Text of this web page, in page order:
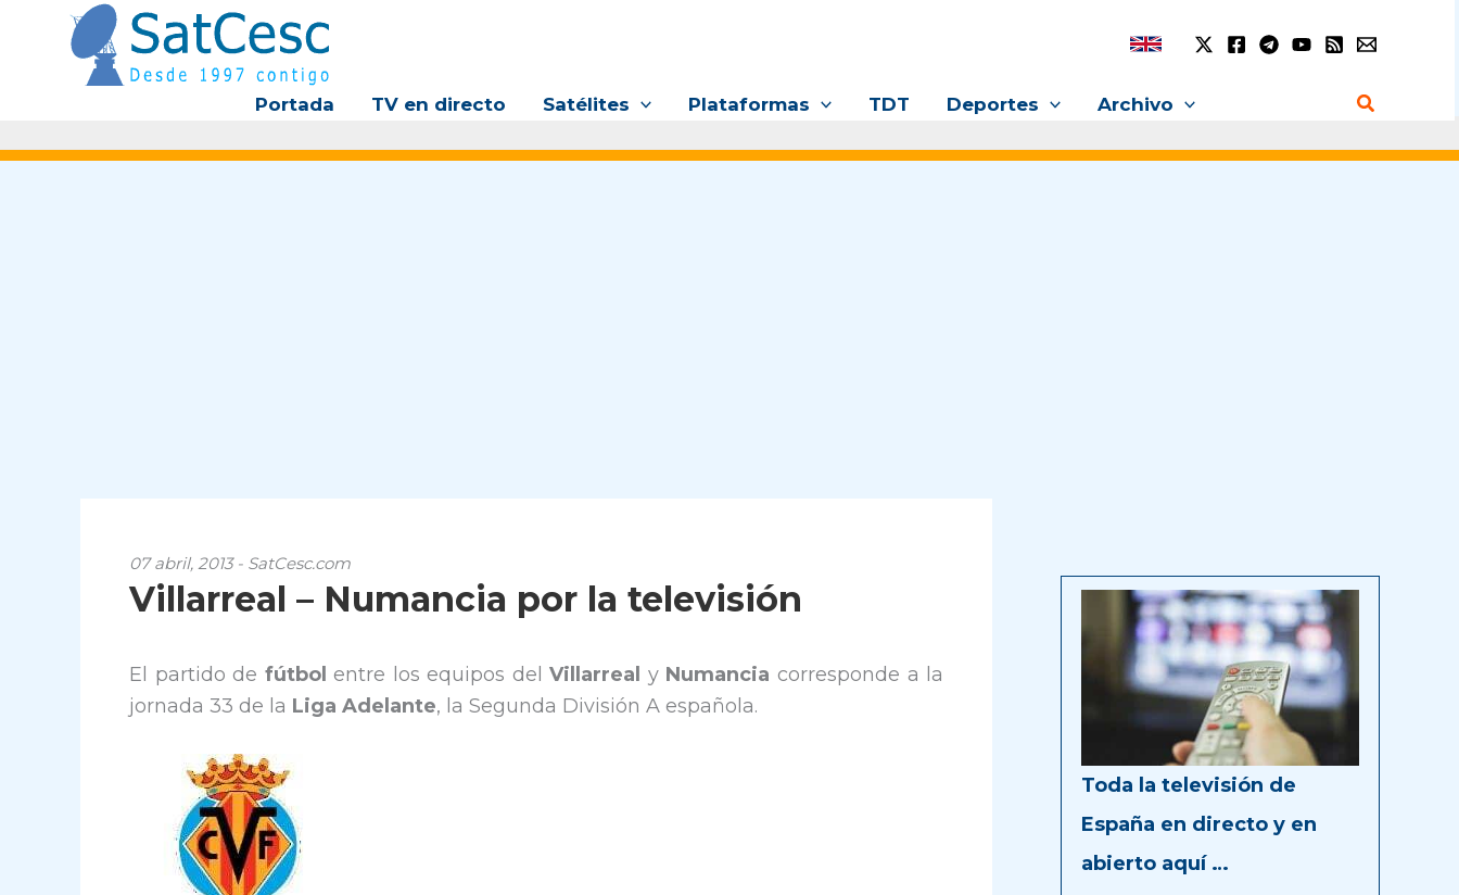
contenido
Portada TV en directo Satélites Plataformas TDT Deportes Archivo Buscar
07 abril, 2013 - SatCesc.com
Villarreal – Numancia por la televisión
El partido de fútbol entre los equipos delVillarreal y Numancia corresponde a la
jornada 33 de la Liga Adelante, la Segunda División A española.
Toda la televisión de
España en directo y en
abierto aquí …